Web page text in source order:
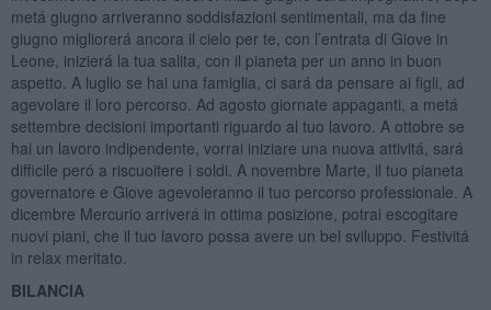
metá giugno arriveranno soddisfazioni sentimentali, ma da fine
giugno migliorerá ancora il cielo per te, con l’entrata di Giove in
Leone, inizierá la tua salita, con il pianeta per un anno in buon
aspetto. A luglio se hai una famiglia, ci sará da pensare ai figli, ad
agevolare il loro percorso. Ad agosto giornate appaganti, a metá
settembre decisioni importanti riguardo al tuo lavoro. A ottobre se
hai un lavoro indipendente, vorrai iniziare una nuova attivitá, sará
difficile peró a riscuoitere i soldi. A novembre Marte, il tuo pianeta
governatore e Giove agevoleranno il tuo percorso professionale. A
dicembre Mercurio arriverá in ottima posizione, potrai escogitare
nuovi piani, che il tuo lavoro possa avere un bel sviluppo. Festivitá
in relax meritato.
BILANCIA